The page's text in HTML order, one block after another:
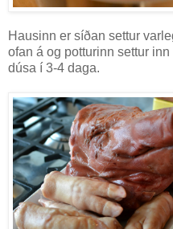
Hausinn er síðan settur
ofan á og potturinn settur
dúsa í 3-4 daga.